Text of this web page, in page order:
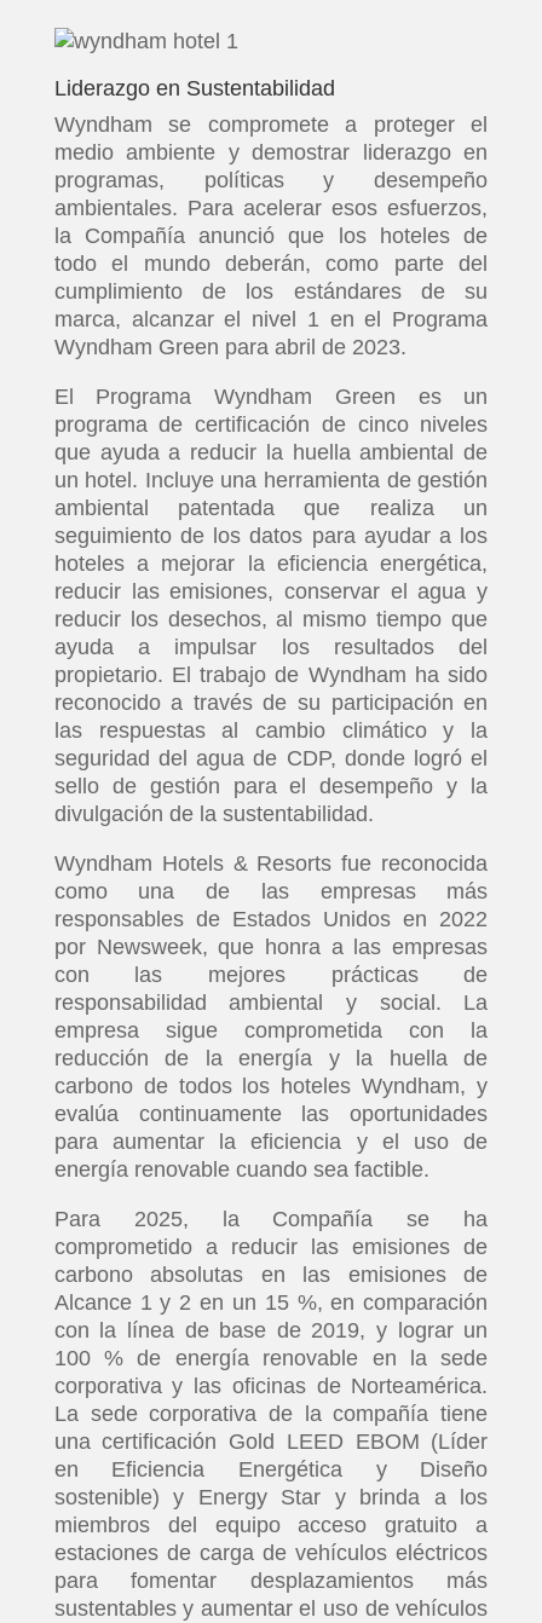
Liderazgo en Sustentabilidad
Wyndham se compromete a proteger el
medio ambiente y demostrar liderazgo en
programas, políticas y desempeño
ambientales. Para acelerar esos esfuerzos,
la Compañía anunció que los hoteles de
todo el mundo deberán, como parte del
cumplimiento de los estándares de su
marca, alcanzar el nivel 1 en el Programa
Wyndham Green para abril de 2023.
El Programa Wyndham Green es un
programa de certificación de cinco niveles
que ayuda a reducir la huella ambiental de
un hotel. Incluye una herramienta de gestión
ambiental patentada que realiza un
seguimiento de los datos para ayudar a los
hoteles a mejorar la eficiencia energética,
reducir las emisiones, conservar el agua y
reducir los desechos, al mismo tiempo que
ayuda a impulsar los resultados del
propietario. El trabajo de Wyndham ha sido
reconocido a través de su participación en
las respuestas al cambio climático y la
seguridad del agua de CDP, donde logró el
sello de gestión para el desempeño y la
divulgación de la sustentabilidad.
Wyndham Hotels & Resorts fue reconocida
como una de las empresas más
responsables de Estados Unidos en 2022
por Newsweek, que honra a las empresas
con las mejores prácticas de
responsabilidad ambiental y social. La
empresa sigue comprometida con la
reducción de la energía y la huella de
carbono de todos los hoteles Wyndham, y
evalúa continuamente las oportunidades
para aumentar la eficiencia y el uso de
energía renovable cuando sea factible.
Para 2025, la Compañía se ha
comprometido a reducir las emisiones de
carbono absolutas en las emisiones de
Alcance 1 y 2 en un 15 %, en comparación
con la línea de base de 2019, y lograr un
100 % de energía renovable en la sede
corporativa y las oficinas de Norteamérica.
La sede corporativa de la compañía tiene
una certificación Gold LEED EBOM (Líder
en Eficiencia Energética y Diseño
sostenible) y Energy Star y brinda a los
miembros del equipo acceso gratuito a
estaciones de carga de vehículos eléctricos
para fomentar desplazamientos más
sustentables y aumentar el uso de vehículos